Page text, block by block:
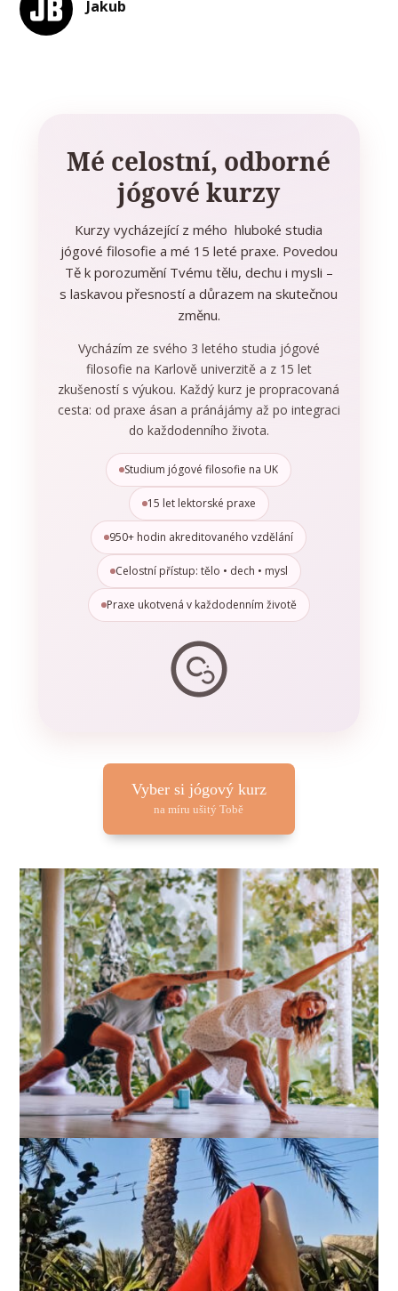
Jakub
Mé celostní, odborné
jógové kurzy
Kurzy vycházející z mého hluboké studia
jógové filosofie a mé 15 leté praxe. Povedou
Tě k porozumění Tvému tělu, dechu i mysli –
s laskavou přesností a důrazem na skutečnou
změnu.
Vycházím ze svého 3 letého studia jógové
filosofie na Karlově univerzitě a z 15 let
zkušeností s výukou. Každý kurz je propracovaná
cesta: od praxe ásan a pránájámy až po integraci
do každodenního života.
Studium jógové filosofie na UK
15 let lektorské praxe
950+ hodin akreditovaného vzdělání
Celostní přístup: tělo • dech • mysl
Praxe ukotvená v každodenním životě
Vyber si jógový kurz
na míru ušitý Tobě